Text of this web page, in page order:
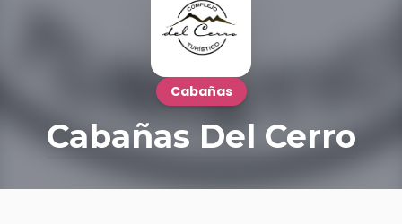
Cabañas
Cabañas Del Cerro